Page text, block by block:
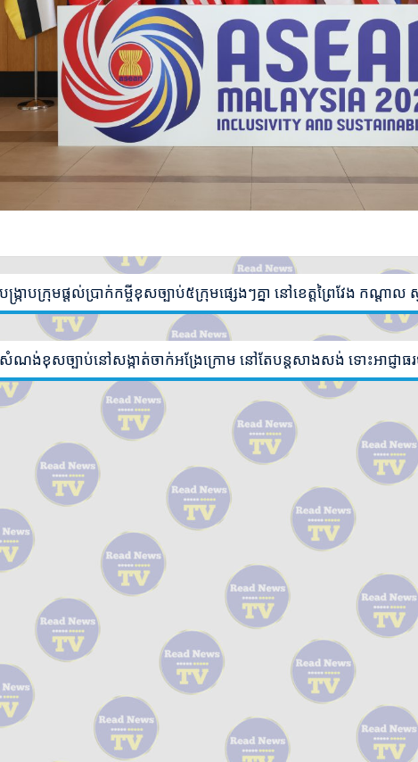
post:
បង្ក្រាបក្រុមផ្តល់ប្រាក់កម្ចីខុសច្បាប់៥ក្រុមផ្សេងៗគ្នា នៅខេត្តព្រៃវែង កណ្តា
Next
post:
សំណង់ខុសច្បាប់នៅសង្កាត់ចាក់អង្រែក្រោម នៅតែបន្តសាងសង់ ទោះអាជ្ញាធរ